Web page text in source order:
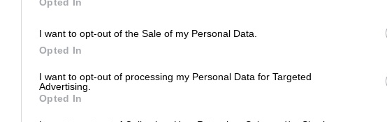
I want to opt-out of the Sale of my Personal Data.
Opted In
I want to opt-out of processing my Personal Data for Targeted
Advertising.
Opted In